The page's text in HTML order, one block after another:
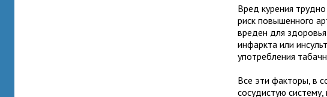
Вред курения
риск повышенного
вреден для
инфаркта или
употребления
Все эти факторы, в
сосудистую